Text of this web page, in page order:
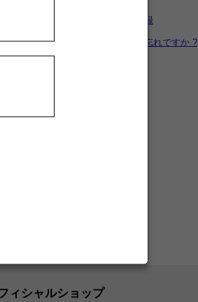
新規ユーザー登録
パスワードをお忘れですか ?
ィシャルショップ